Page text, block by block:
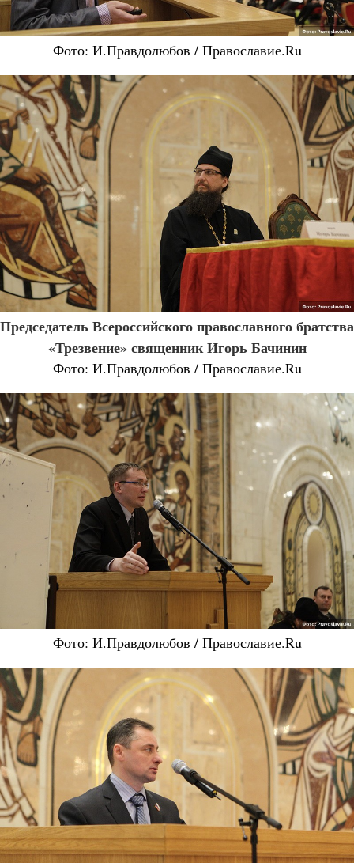
Фото: И.Правдолюбов / Православие.Ru
Председатель Всероссийского православного братства
«Трезвение» священник Игорь Бачинин
Фото: И.Правдолюбов / Православие.Ru
Фото: И.Правдолюбов / Православие.Ru